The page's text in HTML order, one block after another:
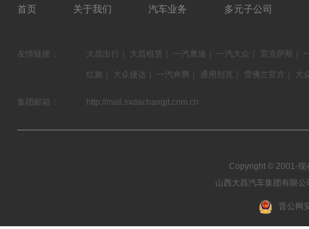
首页 关于我们 汽车业务 多元子公司
友情链接： 大昌出行 大昌租赁 一汽奥迪 一汽大众 雷克萨斯
红旗 大众捷达 一汽奔腾 通用别克 雪佛兰官方 大
集团邮箱： http://mail.sxdachangjt.com.cn
Copyright © 2001-现
山西大昌汽车集团有限
晋公网